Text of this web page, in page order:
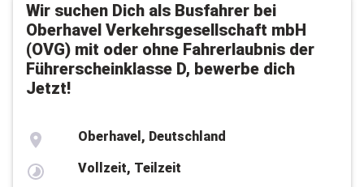
Wir suchen Dich als Busfahrer bei
Oberhavel Verkehrsgesellschaft mbH
(OVG) mit oder ohne Fahrerlaubnis der
Führerscheinklasse D, bewerbe dich
Jetzt!
Oberhavel, Deutschland
Vollzeit, Teilzeit